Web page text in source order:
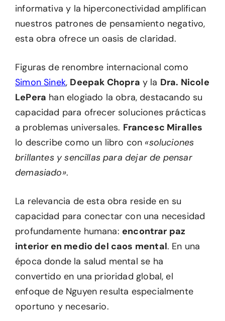
informativa y la hiperconectividad amplifican
nuestros patrones de pensamiento negativo,
esta obra ofrece un oasis de claridad.
Figuras de renombre internacional como
Simon Sinek, Deepak Chopra y la Dra. Nicole
LePera han elogiado la obra, destacando su
capacidad para ofrecer soluciones prácticas
a problemas universales. Francesc Miralles
lo describe como un libro con «soluciones
brillantes y sencillas para dejar de pensar
demasiado».
La relevancia de esta obra reside en su
capacidad para conectar con una necesidad
profundamente humana: encontrar paz
interior en medio del caos mental. En una
época donde la salud mental se ha
convertido en una prioridad global, el
enfoque de Nguyen resulta especialmente
oportuno y necesario.